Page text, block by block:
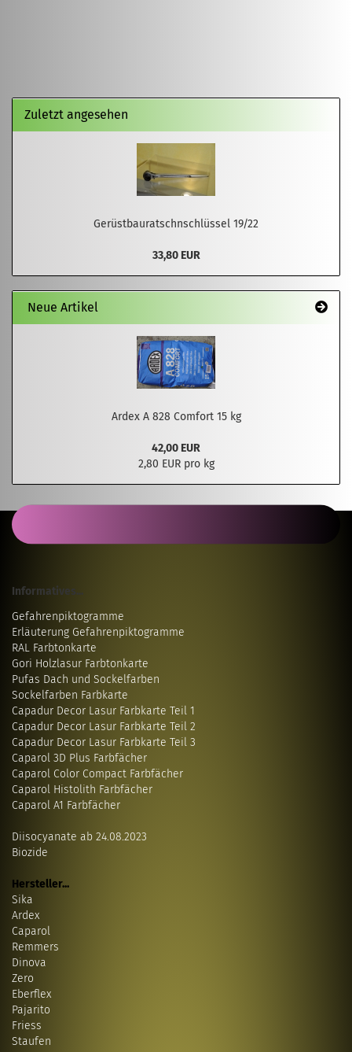
Zuletzt angesehen
Gerüstbauratschnschlüssel 19/22
33,80 EUR
Neue Artikel
Ardex A 828 Comfort 15 kg
42,00 EUR
2,80 EUR pro kg
Informatives...
Gefahrenpiktogramme
Erläuterung Gefahrenpiktogramme
RAL Farbtonkarte
Gori Holzlasur Farbtonkarte
Pufas Dach und Sockelfarben
Sockelfarben Farbkarte
Capadur Decor Lasur Farbkarte Teil 1
Capadur Decor Lasur Farbkarte Teil 2
Capadur Decor Lasur Farbkarte Teil 3
Caparol 3D Plus Farbfächer
Caparol Color Compact Farbfächer
Caparol Histolith Farbfächer
Caparol A1 Farbfächer
Diisocyanate ab 24.08.2023
Biozide
Hersteller...
Sika
Ardex
Caparol
Remmers
Dinova
Zero
Eberflex
Pajarito
Friess
Staufen